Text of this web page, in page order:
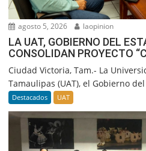
agosto 5, 2026 laopinion
LA UAT, GOBIERNO DEL
CONSOLIDAN PROYECTO
Ciudad Victoria, Tam.- La
Tamaulipas (UAT), el Gobierno
Destacados UAT